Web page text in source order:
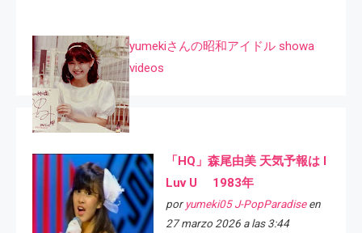
yumekiさんの昭和アイドル showa
videos
「HQ」森尾由美 天気予報は I
Luv U 1983年
por yumeki05 J-PopParadiseen
27 marzo 2026 a las 3:44